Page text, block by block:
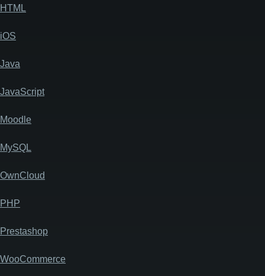
HTML
iOS
Java
JavaScript
Moodle
MySQL
OwnCloud
PHP
Prestashop
WooCommerce